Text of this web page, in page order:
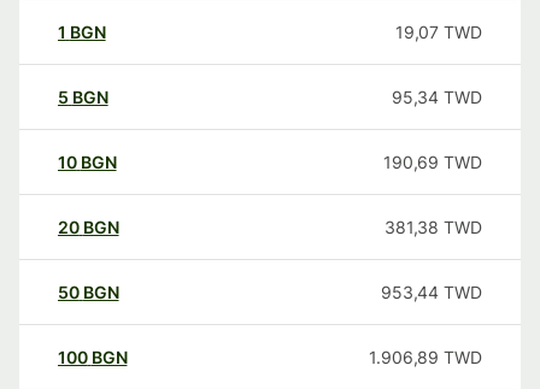
1 BGN 19,07 TWD
5 BGN 95,34 TWD
10 BGN 190,69 TWD
20 BGN 381,38 TWD
50 BGN 953,44 TWD
100 BGN 1.906,89 TWD